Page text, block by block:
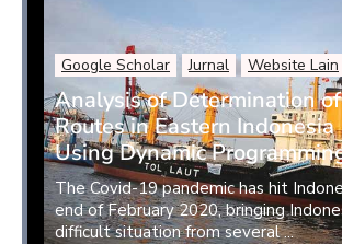
Google Scholar Jurnal Website Lain
Analysis of Determination
Routes in Eastern Indonesia
Using Dynamic
The Covid-19 pandemic has hit
end of February 2020, bringing
difficult situation from several ...